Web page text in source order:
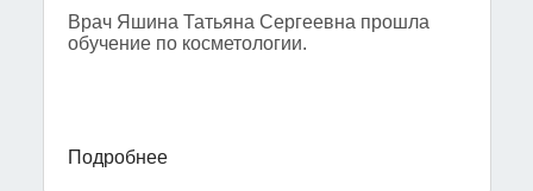
Врач Яшина Татьяна Сергеевна прошла
обучение по косметологии.
Подробнее